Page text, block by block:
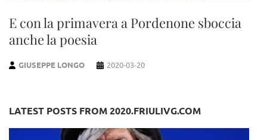
E con la primavera a Pordenone sboccia
anche la poesia
GIUSEPPE LONGO 2020-03-20
LATEST POSTS FROM 2020.FRIULIVG.COM